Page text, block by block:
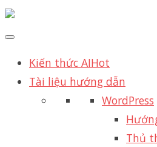
Kiến thức AIHot
Tài liệu hướng dẫn
WordPress
Thủ